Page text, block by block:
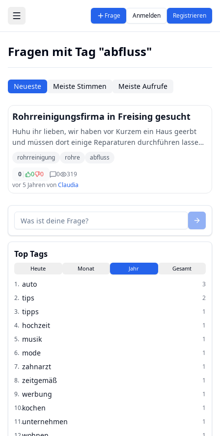
Zum Hauptinhalt springen
Frage Anmelden Registrieren
Fragen mit Tag "abfluss"
Neueste Meiste Stimmen Meiste Aufrufe
Rohrreinigungsfirma in Freising gesucht
Huhu ihr lieben, wir haben vor Kurzem ein Haus geerbt
und müssen dort einige Reparaturen durchführen lassen.
Jetzt ist es so, dass die Rohre im Haus teils verstopft sind
und in gewissen Becken so gu
rohrreinigung rohre
abfluss
0| 0 0 0
319
vor 5 JahrenvonClaudia
Top Tags
Heute Monat Jahr Gesamt
1. auto
3
2. tips
2
3. tipps
1
4. hochzeit
1
5. musik
1
6. mode
1
7. zahnarzt
1
8. zeitgemäß
1
9. werbung
1
10.kochen
1
11.unternehmen
1